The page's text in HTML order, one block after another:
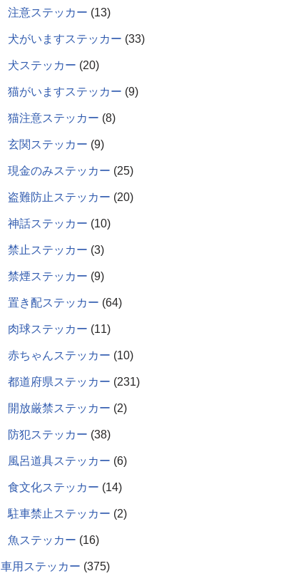
注意ステッカー 13
犬がいますステッカー 33
犬ステッカー 20
猫がいますステッカー 9
猫注意ステッカー 8
玄関ステッカー 9
現金のみステッカー 25
盗難防止ステッカー 20
神話ステッカー 10
禁止ステッカー 3
禁煙ステッカー 9
置き配ステッカー 64
肉球ステッカー 11
赤ちゃんステッカー 10
都道府県ステッカー 231
開放厳禁ステッカー 2
防犯ステッカー 38
風呂道具ステッカー 6
食文化ステッカー 14
駐車禁止ステッカー 2
魚ステッカー 16
車用ステッカー 375